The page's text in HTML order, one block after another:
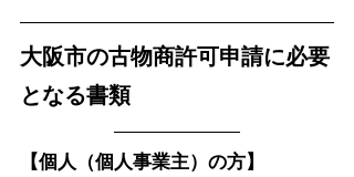
大阪市の古物商許可申請に必要
となる書類
【個人（個人事業主）の方】